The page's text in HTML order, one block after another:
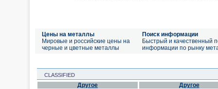
Цены на металлы
Мировые и российские цены на
черные и цветные металлы
Поиск информации
Быстрый и качественный
информации по рынку
CLASSIFIED
Другое Другое